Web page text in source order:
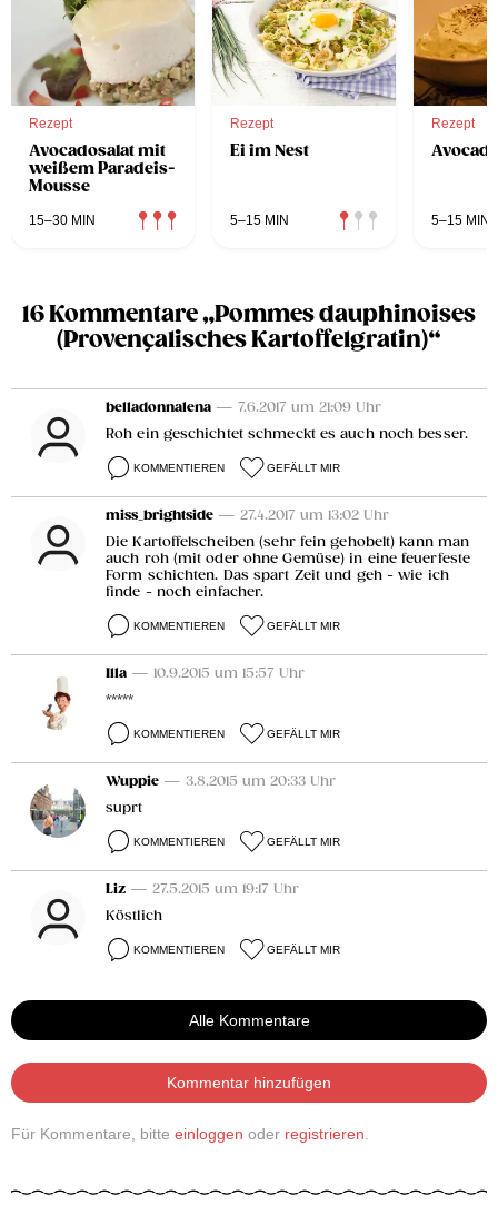
Rezept
Avocadosalat mit
weißem Paradeis-
Mousse
15–30 MIN
Rezept
Ei im Nest
5–15 MIN
Rezept
5–15 MIN
16 Kommentare „Pommes dauphinoises
(Provençalisches Kartoffelgratin)“
belladonnalena — 7.6.2017 um 21:09 Uhr
Roh ein geschichtet schmeckt es auch noch besser.
KOMMENTIEREN GEFÄLLT MIR
miss_brightside — 27.4.2017 um 13:02 Uhr
Die Kartoffelscheiben (sehr fein gehobelt) kann man
auch roh (mit oder ohne Gemüse) in eine feuerfeste
Form schichten. Das spart Zeit und geh - wie ich
finde - noch einfacher.
KOMMENTIEREN GEFÄLLT MIR
Illa — 10.9.2015 um 15:57 Uhr
*****
KOMMENTIEREN GEFÄLLT MIR
Wuppie — 3.8.2015 um 20:33 Uhr
suprt
KOMMENTIEREN GEFÄLLT MIR
Liz — 27.5.2015 um 19:17 Uhr
Köstlich
KOMMENTIEREN GEFÄLLT MIR
Alle Kommentare
Kommentar hinzufügen
Für Kommentare, bitte einloggen oder registrieren